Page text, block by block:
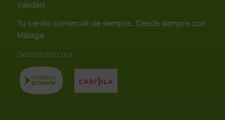
calidad.
Tu centro comercial de siempre… Desde siempre con
Málaga
Gestionado por